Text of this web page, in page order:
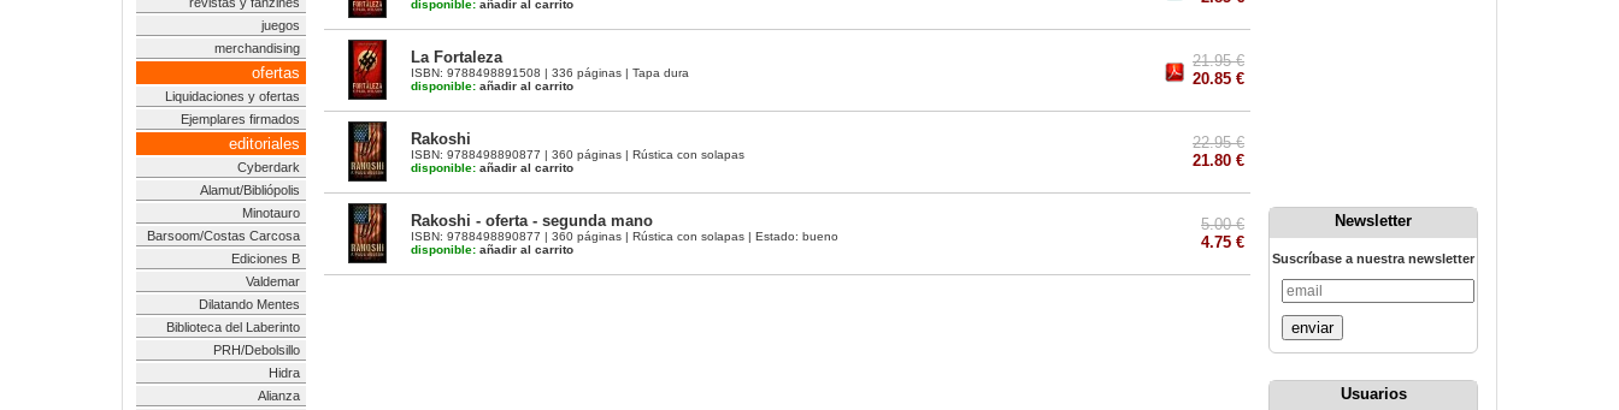
juegos
merchandising
ofertas
Liquidaciones y ofertas
Ejemplares firmados
editoriales
Cyberdark
Alamut/Bibliópolis
Minotauro
Barsoom/Costas Carcosa
Ediciones B
Valdemar
Dilatando Mentes
Biblioteca del Laberinto
PRH/Debolsillo
Hidra
Alianza
disponible: añadir al carrito
La Fortaleza
ISBN: 9788498891508 | 336 páginas | Tapa dura
disponible: añadir al carrito
21.95 €
20.85 €
Rakoshi
ISBN: 9788498890877 | 360 páginas | Rústica con solapas
disponible: añadir al carrito
22.95 €
21.80 €
Rakoshi - oferta - segunda mano
ISBN: 9788498890877 | 360 páginas | Rústica con solapas | Estado: bueno
disponible: añadir al carrito
5.00 €
4.75 €
Newsletter
Suscríbase a nuestra newsletter
enviar
Usuarios